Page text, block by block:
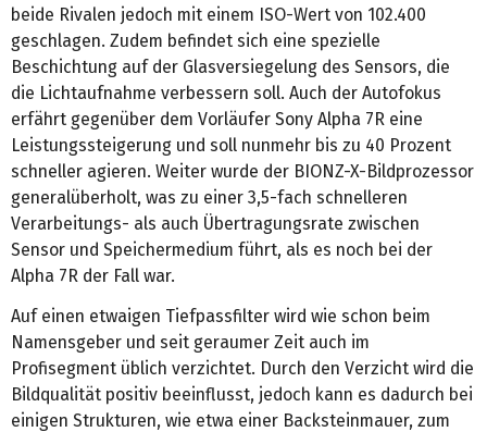
beide Rivalen jedoch mit einem ISO-Wert von 102.400
geschlagen. Zudem befindet sich eine spezielle
Beschichtung auf der Glasversiegelung des Sensors, die
die Lichtaufnahme verbessern soll. Auch der Autofokus
erfährt gegenüber dem Vorläufer Sony Alpha 7R eine
Leistungssteigerung und soll nunmehr bis zu 40 Prozent
schneller agieren. Weiter wurde der BIONZ‑X‑Bildprozessor
generalüberholt, was zu einer 3,5-fach schnelleren
Verarbeitungs- als auch Übertragungsrate zwischen
Sensor und Speichermedium führt, als es noch bei der
Alpha 7R der Fall war.
Auf einen etwaigen Tiefpassfilter wird wie schon beim
Namensgeber und seit geraumer Zeit auch im
Profisegment üblich verzichtet. Durch den Verzicht wird die
Bildqualität positiv beeinflusst, jedoch kann es dadurch bei
einigen Strukturen, wie etwa einer Backsteinmauer, zum